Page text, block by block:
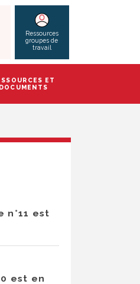
Ressources
groupes de
travail
ET
DOCUMENTS
n°11 est
est en